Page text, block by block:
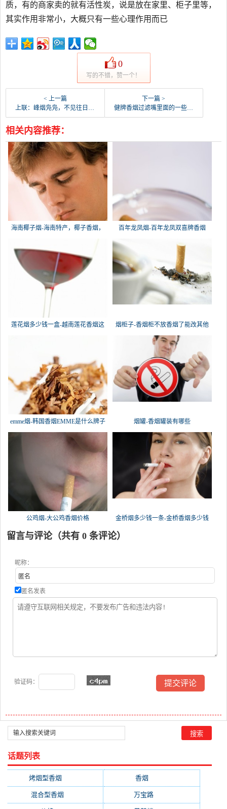
质，有的商家卖的就有活性炭，说是放在家里、柜子里等，
其实作用非常小，大概只有一些心理作用而已
0
写的不错，赞一个！
< 上一篇
上联：峰烟凫凫，不见往日妃己笑，请友对下联？???？
下一篇 >
健牌香烟过滤嘴里面的一些黑颗粒是什么？
相关内容推荐：
海南椰子烟-海南特产，椰子香烟，
百年龙凤烟-百年龙凤双喜牌香烟
莲花烟多少钱一盒-越南莲花香烟这 烟柜子-香烟柜不放香烟了能改其他
emme烟-韩国香烟EMME是什么牌子 烟罐-香烟罐装有哪些
公鸡烟-大公鸡香烟价格 金桥烟多少钱一条-金桥香烟多少钱
留言与评论（共有 0 条评论）
昵称：
匿名发表
验证码：
话题列表
烤烟型香烟 香烟
混合型香烟 万宝路(331)